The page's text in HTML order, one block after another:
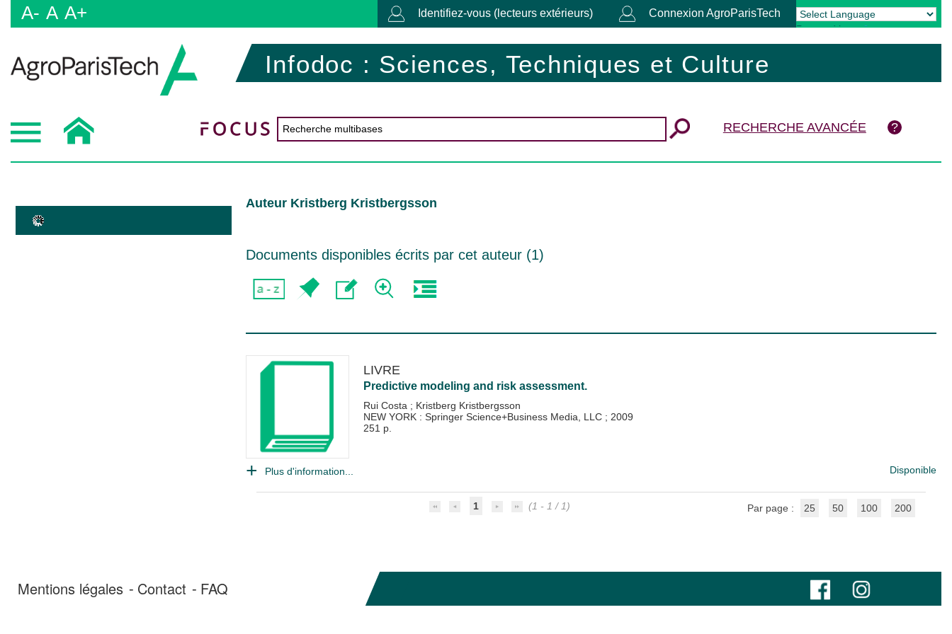
A- A A+ Identifiez-vous (lecteurs extérieurs) Connexion AgroParisTech
Powered by Translate
Infodoc : Sciences, Techniques et Culture
RECHERCHE AVANCÉE
Auteur Kristberg Kristbergsson
Documents disponibles écrits par cet auteur (1)
LIVRE
Predictive modeling and risk assessment.
Rui Costa ; Kristberg Kristbergsson
NEW YORK : Springer Science+Business Media, LLC ; 2009
251 p.
Plus d'information... Disponible
1 (1 - 1 / 1) Par page : 25 50 100 200
Mentions légales Contact FAQ